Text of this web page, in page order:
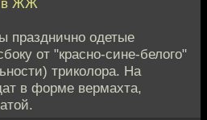
празднично одетые
от "красно-сине-белого"
триколора. На
в форме вермахта,